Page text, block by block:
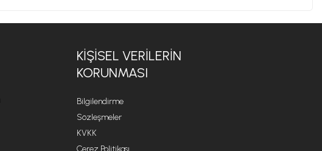
KİŞİSEL VERİLERİN
KORUNMASI
Bilgilendirme
Sözleşmeler
KVKK
Çerez Politikası